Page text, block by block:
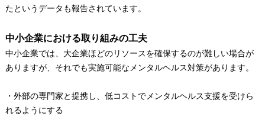
たというデータも報告されています。
中小企業における取り組みの工夫
中小企業では、大企業ほどのリソースを確保するのが難しい場合が
ありますが、それでも実施可能なメンタルヘルス対策があります。
・外部の専門家と提携し、低コストでメンタルヘルス支援を受けら
れるようにする